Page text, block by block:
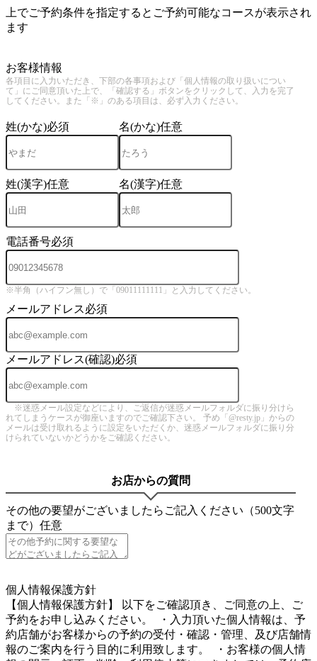
上でご予約条件を指定するとご予約可能なコースが表示され
ます
お客様情報
各項目に入力いただき、下部の各事項および「個人情報の取り扱いについ
て」にご同意頂いた上で、「確認する」ボタンをクリックして、入力を完了
してください。また「※」のある項目は、必ず入力ください。
姓(かな)必須 名(かな)任意
姓(漢字)任意 名(漢字)任意
電話番号必須
※半角（ハイフン無し）で「09011111111」と入力してください。
メールアドレス必須
メールアドレス(確認)必須
※迷惑メール設定などにより、ご返信が迷惑メールフォルダに振り分けら
れてしまうケースが御座いますのでご確認下さい。 予め「@resty.jp」からの
メールは受け取れるように設定をいただくか、迷惑メールフォルダに振り分
けられていないかどうかをご確認ください。
お店からの質問
その他の要望がございましたらご記入ください（500文字
まで） 任意
個人情報保護方針
【個人情報保護方針】 以下をご確認頂き、ご同意の上、ご
予約をお申し込みください。 ・入力頂いた個人情報は、予
約店舗がお客様からの予約の受付・確認・管理、及び店舗情
報のご案内を行う目的に利用致します。 ・お客様の個人情